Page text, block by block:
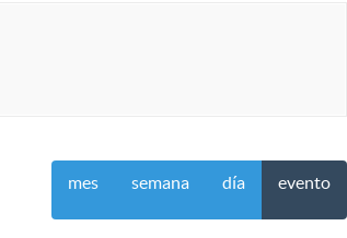
mes semana día evento